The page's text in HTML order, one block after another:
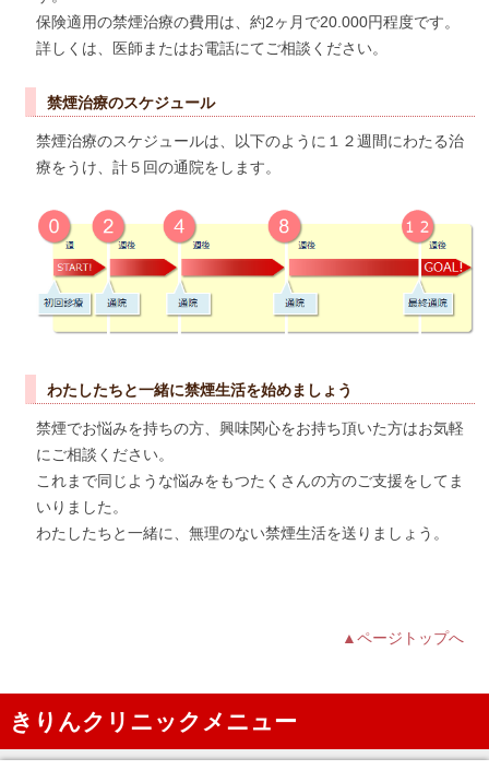
保険適用の禁煙治療の費用は、約2ヶ月で20.000円程度です。
詳しくは、医師またはお電話にてご相談ください。
禁煙治療のスケジュール
禁煙治療のスケジュールは、以下のように１２週間にわたる治
療をうけ、計５回の通院をします。
わたしたちと一緒に禁煙生活を始めましょう
禁煙でお悩みを持ちの方、興味関心をお持ち頂いた方はお気軽
にご相談ください。
これまで同じような悩みをもつたくさんの方のご支援をしてま
いりました。
わたしたちと一緒に、無理のない禁煙生活を送りましょう。
▲ページトップへ
きりんクリニックメニュー